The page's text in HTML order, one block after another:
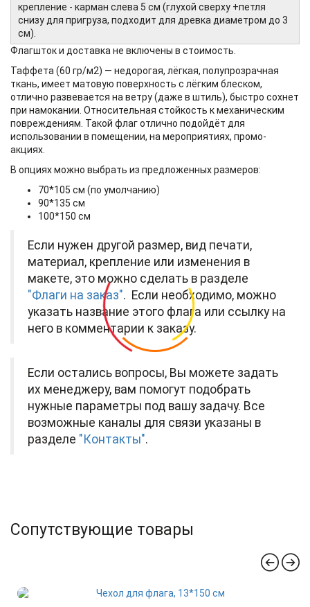
крепление - карман слева 5 см (глухой сверху +петля
снизу для пригруза, подходит для древка диаметром до 3
см).
Флагшток и доставка не включены в стоимость.
Таффета (60 гр/м2) — недорогая, лёгкая, полупрозрачная
ткань, имеет матовую поверхность с лёгким блеском,
отлично развевается на ветру (даже в штиль), быстро сохнет
при намокании. Относительная стойкость к механическим
повреждениям. Такой флаг отлично подойдёт для
использовании в помещении, на мероприятиях, промо-
акциях.
В опциях можно выбрать из предложенных размеров:
70*105 см (по умолчанию)
90*135 см
100*150 см
Если нужен другой размер, вид печати,
материал, крепление или изменения в
макете, это можно сделать в разделе
"Флаги на заказ". Если необходимо, можно
указать название этого флага или ссылку на
него в комментарии к заказу.
Если остались вопросы, Вы можете задать
их менеджеру, вам помогут подобрать
нужные параметры под вашу задачу. Все
возможные каналы для связи указаны в
разделе "Контакты".
Сопутствующие товары